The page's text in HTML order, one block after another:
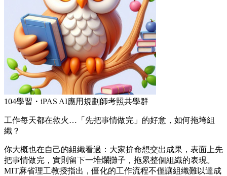
104學習・iPAS AI應用規劃師考照共學群
工作每天都在救火…「先把事情做完」的好意，如何拖垮組
織？
你大概也在自己的組織看過：大家拚命想交出成果，表面上先
把事情做完，實則留下一堆爛攤子，拖累整個組織的表現。
MIT麻省理工教授指出，僵化的工作流程不僅讓組織難以達成